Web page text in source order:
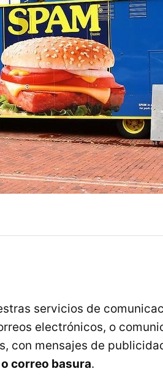
servicios de
electrónicos, o
con mensajes de
correo basura.